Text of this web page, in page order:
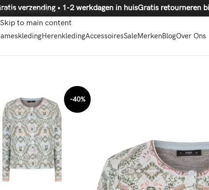
Skip to navigation
Skip to main content
verzending • 1-2 werkdagen in huisGratis
HerenkledingAccessoiresSaleMerkenBlogOver Ons
-40%